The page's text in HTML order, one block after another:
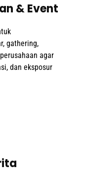
& Event
gathering,
agar
dan eksposur